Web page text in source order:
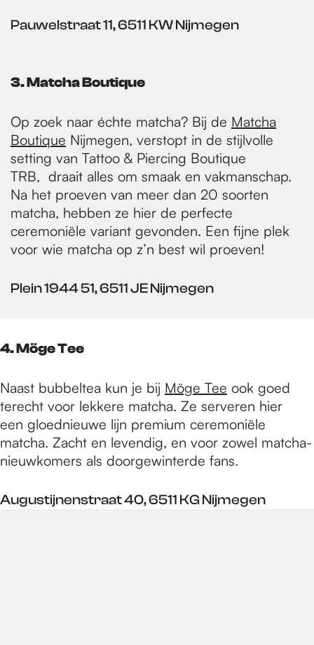
Pauwelstraat 11, 6511 KW Nijmegen
3. Matcha Boutique
Op zoek naar échte matcha? Bij de Matcha
Boutique Nijmegen, verstopt in de stijlvolle
setting van Tattoo & Piercing Boutique
TRB, draait alles om smaak en vakmanschap.
Na het proeven van meer dan 20 soorten
matcha, hebben ze hier de perfecte
ceremoniële variant gevonden. Een fijne plek
voor wie matcha op z’n best wil proeven!
Plein 1944 51, 6511 JE Nijmegen
4. Möge Tee
Naast bubbeltea kun je bij Möge Tee ook goed
terecht voor lekkere matcha. Ze serveren hier
een gloednieuwe lijn premium ceremoniële
matcha. Zacht en levendig, en voor zowel matcha-
nieuwkomers als doorgewinterde fans.
Augustijnenstraat 40, 6511 KG Nijmegen